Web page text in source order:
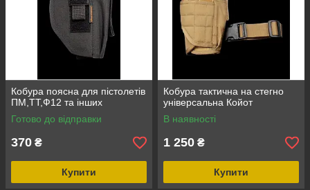
Кобура поясна для пістолетів
ПМ,ТТ,Ф12 та інших
Готово до відправки
370 ₴
Купити
Кобура тактична на стегно
універсальна Койот
В наявності
1 250 ₴
Купити